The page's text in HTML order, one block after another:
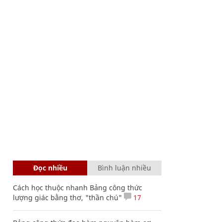
Đọc nhiều Bình luận nhiều
Cách học thuộc nhanh Bảng công thức
lượng giác bằng thơ, "thần chú"
17